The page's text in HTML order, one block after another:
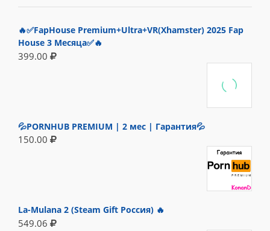
🔥✅FapHouse Premium+Ultra+VR(Xhamster) 2025 Fap
House 3 Месяца✅🔥
399.00
💦PORNHUB PREMIUM | 2 мес | Гарантия💦
150.00
La-Mulana 2 (Steam Gift Россия) 🔥
549.06